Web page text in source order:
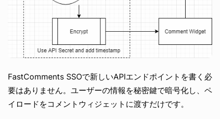
FastComments SSOで新しいAPIエンドポイントを書く必
要はありません。ユーザーの情報を秘密鍵で暗号化し、ペ
イロードをコメントウィジェットに渡すだけです。